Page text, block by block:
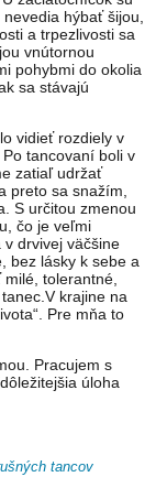
hýbať šijou,
a trpezlivosti sa
vnútornou
pohybmi do okolia
sa stávajú
vidieť rozdiely v
tancovaní boli v
zatiaľ udržať
preto sa snažím,
S určitou zmenou
čo je veľmi
drvivej väčšine
bez lásky k sebe a
tolerantné,
krajine na
Pre mňa to
Pracujem s
úloha
tancov